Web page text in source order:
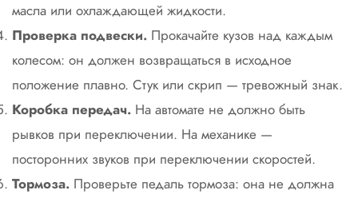
масла или охлаждающей жидкости.
Проверка подвески. Прокачайте кузов над каждым
колесом: он должен возвращаться в исходное
положение плавно. Стук или скрип — тревожный знак.
Коробка передач. На автомате не должно быть
рывков при переключении. На механике —
посторонних звуков при переключении скоростей.
Тормоза. Проверьте педаль тормоза: она не должна